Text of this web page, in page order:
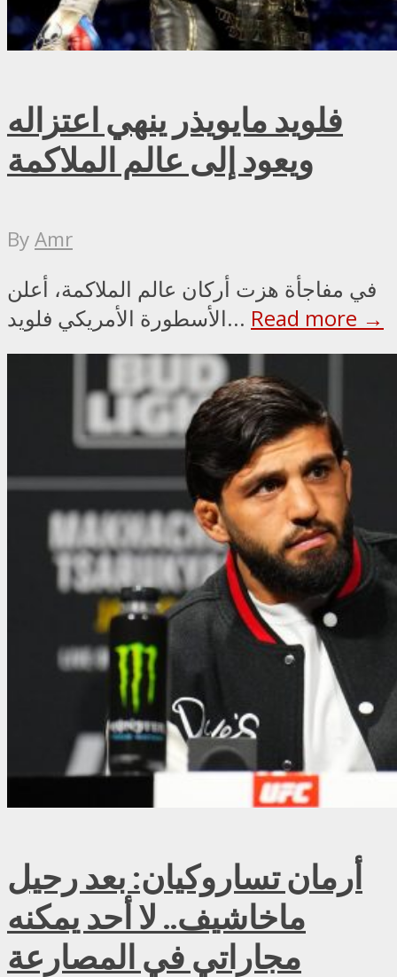
فلويد مايويذر ينهي اعتزاله
ويعود إلى عالم الملاكمة
ByAmr
في مفاجأة هزت أركان عالم الملاكمة، أعلن
الأسطورة الأمريكي فلويد... Read more →
أرمان تساروكيان: بعد رحيل
ماخاشيف.. لا أحد يمكنه
مجاراتي في المصارعة